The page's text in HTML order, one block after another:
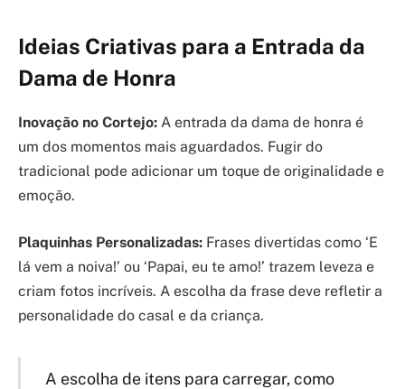
Ideias Criativas para a Entrada da
Dama de Honra
Inovação no Cortejo: A entrada da dama de honra é
um dos momentos mais aguardados. Fugir do
tradicional pode adicionar um toque de originalidade e
emoção.
Plaquinhas Personalizadas: Frases divertidas como ‘E
lá vem a noiva!’ ou ‘Papai, eu te amo!’ trazem leveza e
criam fotos incríveis. A escolha da frase deve refletir a
personalidade do casal e da criança.
A escolha de itens para carregar, como